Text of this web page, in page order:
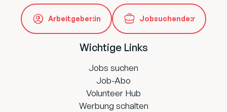
Arbeitgeber:in Jobsuchende:r
Wichtige Links
Jobs suchen
Job-Abo
Volunteer Hub
Werbung schalten